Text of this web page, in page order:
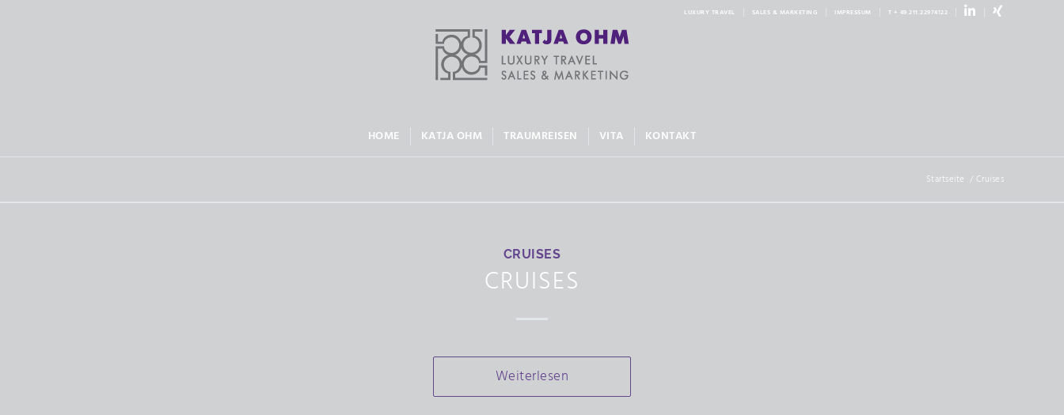
LUXURY TRAVEL SALES & MARKETING IMPRESSUM T + 49.211.22974122 linkedin
HOME KATJA OHM TRAUMREISEN VITA KONTAKT
Startseite / Cruises
CRUISES
CRUISES
Weiterlesen